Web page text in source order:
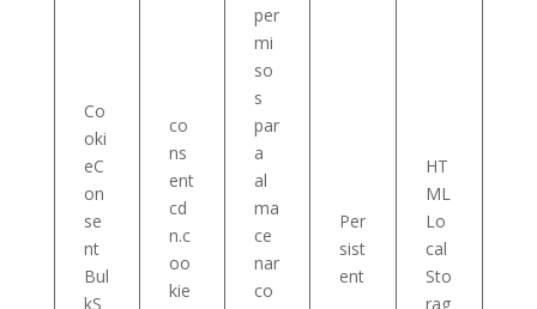
Co
oki
eC
on
se
nt
Bul
kS
co
ns
ent
cd
n.c
oo
kie
per
mi
so
s
par
a
al
ma
ce
nar
co
Per
sist
ent
HT
ML
Lo
cal
Sto
rag